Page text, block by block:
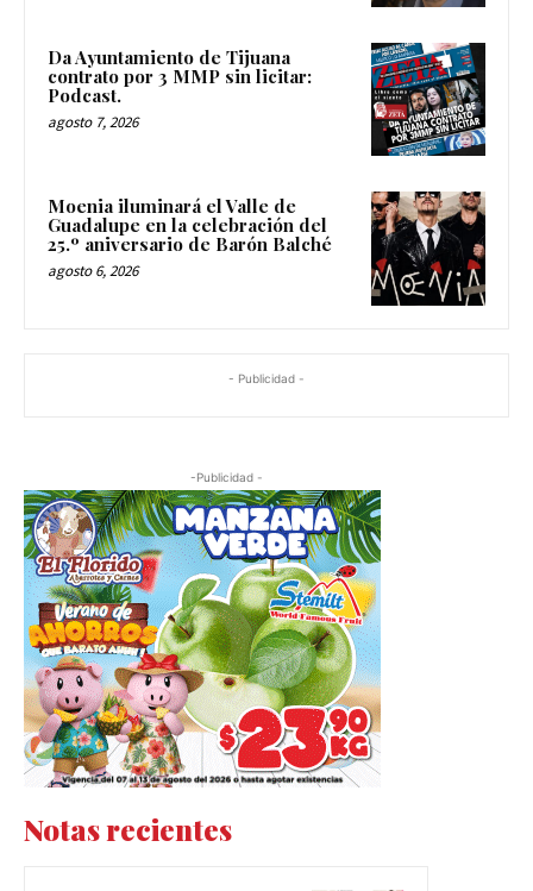
Da Ayuntamiento de Tijuana
contrato por 3 MMP sin licitar:
Podcast.
agosto 7, 2026
Moenia iluminará el Valle de
Guadalupe en la celebración del
25.º aniversario de Barón Balché
agosto 6, 2026
- Publicidad -
-Publicidad -
Notas recientes